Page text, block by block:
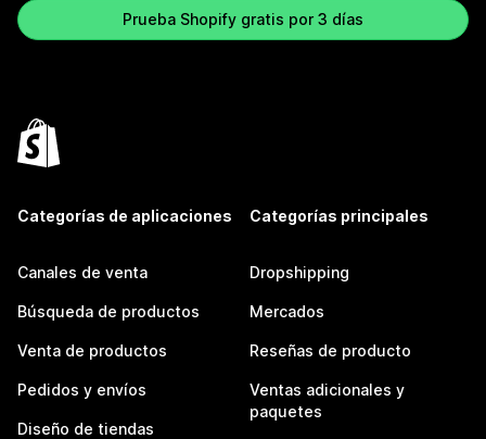
Prueba Shopify gratis por 3 días
Categorías de aplicaciones
Canales de venta
Búsqueda de productos
Venta de productos
Pedidos y envíos
Diseño de tiendas
Categorías principales
Dropshipping
Mercados
Reseñas de producto
Ventas adicionales y
paquetes